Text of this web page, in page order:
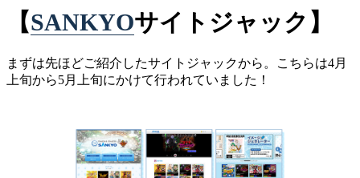
【SANKYOサイトジャック】
まずは先ほどご紹介したサイトジャックから。こちらは4月
上旬から5月上旬にかけて行われていました！